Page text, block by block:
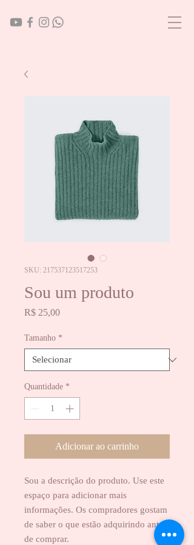
SKU: 217537123517253
Sou um produto
R$ 25,00Preço
Tamanho *
Quantidade *
Adicionar ao carrinho
Sou a descrição do produto. Use este
espaço para adicionar mais
informações. Os compradores gostam
de saber o que estão adquirindo antes
de comprar.